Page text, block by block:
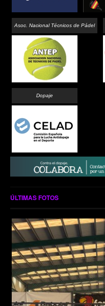
Asoc. Nacional Técnicos de Pádel
Dopaje
ÚLTIMAS FOTOS